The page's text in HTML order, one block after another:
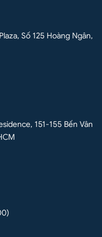
Số 125 Hoàng Ngân,
151-155 Bến Vân